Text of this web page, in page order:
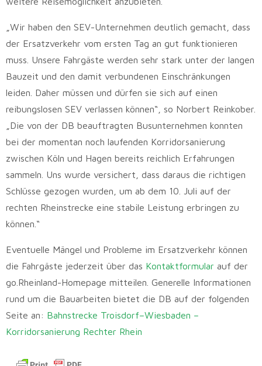
„Wir haben den SEV-Unternehmen deutlich gemacht, dass
der Ersatzverkehr vom ersten Tag an gut funktionieren
muss. Unsere Fahrgäste werden sehr stark unter der langen
Bauzeit und den damit verbundenen Einschränkungen
leiden. Daher müssen und dürfen sie sich auf einen
reibungslosen SEV verlassen können“, so Norbert Reinkober.
„Die von der DB beauftragten Busunternehmen konnten
bei der momentan noch laufenden Korridorsanierung
zwischen Köln und Hagen bereits reichlich Erfahrungen
sammeln. Uns wurde versichert, dass daraus die richtigen
Schlüsse gezogen wurden, um ab dem 10. Juli auf der
rechten Rheinstrecke eine stabile Leistung erbringen zu
können.“
Eventuelle Mängel und Probleme im Ersatzverkehr können
die Fahrgäste jederzeit über das Kontaktformular auf der
go.Rheinland-Homepage mitteilen. Generelle Informationen
rund um die Bauarbeiten bietet die DB auf der folgenden
Seite an: Bahnstrecke Troisdorf–Wiesbaden –
Korridorsanierung Rechter Rhein